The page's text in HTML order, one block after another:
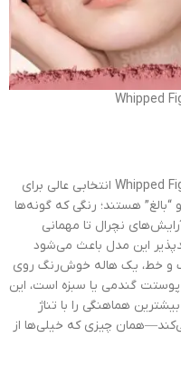
رژگونه شیگلم مدل Dream Touch رنگ Whipped Fig انتخابی عالی برای
هستند؛ رنگی که گونه‌ها
نچرال تا مهمانی
این مدل باعث می‌شود
و خط، یک هاله خوش‌رنگ روی
پوستت گندمی یا سبزه است، این
هماهنگی را با تناژ
چیزی که خیلی‌ها از